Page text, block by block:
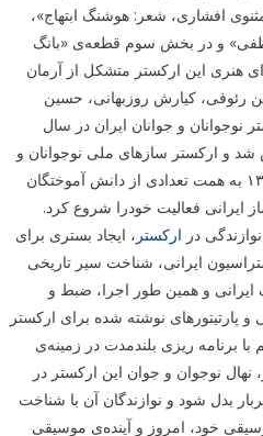
افشاری، شعر: هوشنگ ابتهاج»،
و در بخش سوم قطعه‌ی «بانگ
هنری این ارکستر متشکل از آرمان
رئوفی، کیارش روزبهانی، حسین
نوجوانان و جوانان ایران در سال
شد و ارکستر سازهای ملی نوجوانان و
جوانان ایران نیز در تیرماه سال ۱۳۹۷ به همت تعدادی از دانش آموختگان
ایرانی فعالیت خودرا شروع کرد.
در ارکستر ، ایجاد بستری برای
ایرانی، شناخت سیر تاریخی
و همین طور اجرا، ضبط و
پارتیتورهای نوشته شده برای ارکستر
برنامه ریزی بلندمدت در زمینه‌ی
نهال نوجوان و جوان این ارکستر در
بدل شود و نوازندگان آن با شناخت
خود، امروز و آینده‌ی موسیقی